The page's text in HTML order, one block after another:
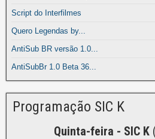
Script do Interfilmes
Quero Legendas by...
AntiSub BR versão 1.0...
AntiSubBr 1.0 Beta 36...
Programação SIC K
Quinta-feira - SIC K